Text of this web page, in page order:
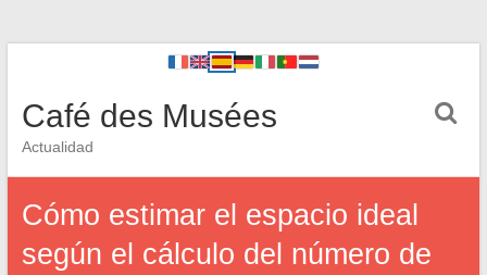
Café des Musées
Actualidad
Cómo estimar el espacio ideal
según el cálculo del número de